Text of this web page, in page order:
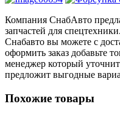
Компания СнабАвто
запчастей для
Снабавто вы можете с
оформить заказ добавьте
менеджер который уточнит
предложит выгодные
Похожие товары